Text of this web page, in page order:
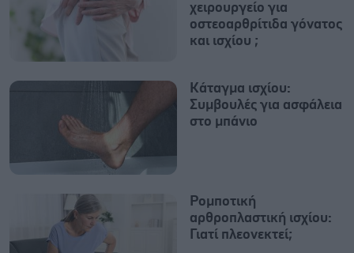
χειρουργείο για
οστεοαρθρίτιδα γόνατος
και ισχίου ;
Κάταγμα ισχίου:
Συμβουλές για ασφάλεια
στο μπάνιο
Ρομποτική
αρθροπλαστική ισχίου:
Γιατί πλεονεκτεί;